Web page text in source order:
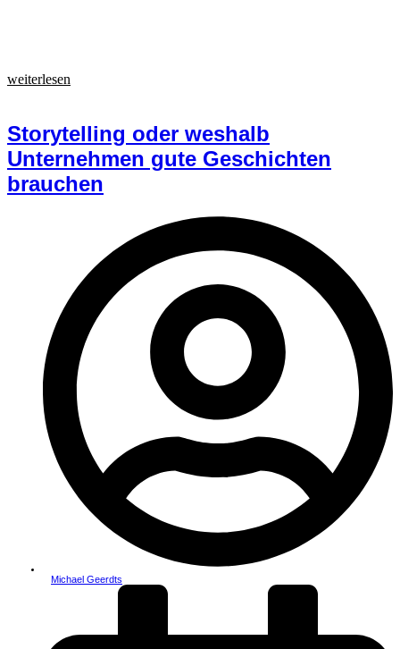
weiterlesen
Storytelling oder weshalb
Unternehmen gute Geschichten
brauchen
Michael Geerdts